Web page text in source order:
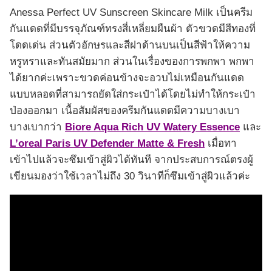
Anessa Perfect UV Sunscreen Skincare Milk เป็นครีม
กันแดดที่มีบรรจุภัณฑ์ทรงสี่เหลี่ยมผืนผ้า ตัวขวดมีสีทองที่
โดดเด่น ส่วนตัวอักษรและสีฝาด้านบนเป็นสีฟ้าให้ความ
หรูหราและทันสมัยมาก ส่วนในเรื่องของการพกพา พกพา
ได้ยากค่ะเพราะขวดค่อนข้างจะอวบไม่เหมือนกันแดด
แบบหลอดที่สามารถยัดใส่กระเป๋าได้โดยไม่ทำให้กระเป๋า
ป่องออกมา เนื้อสัมผัสของครีมกันแดดมีความบางเบา
บางเบากว่า Biore Aqua Rich UV Watery Essence และ
L’oreal Paris UV Defender Matte & Fresh เมื่อทา
เข้าไปแล้วจะซึมเข้าสู่ผิวได้ทันที จากประสบการณ์ตรงผู้
เขียนมองว่าใช้เวลาไม่ถึง 30 วินาทีก็ซึมเข้าสู่ผิวแล้วค่ะ